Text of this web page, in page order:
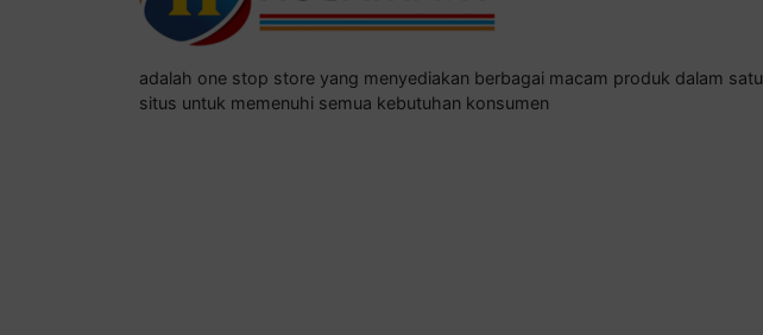
adalah one stop store yang menyediakan berbagai macam produk dalam satu
situs untuk memenuhi semua kebutuhan konsumen